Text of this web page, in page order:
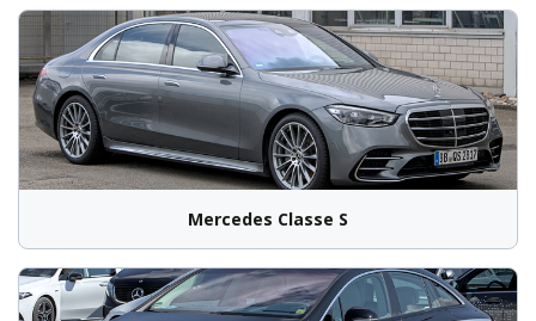
Mercedes Classe S